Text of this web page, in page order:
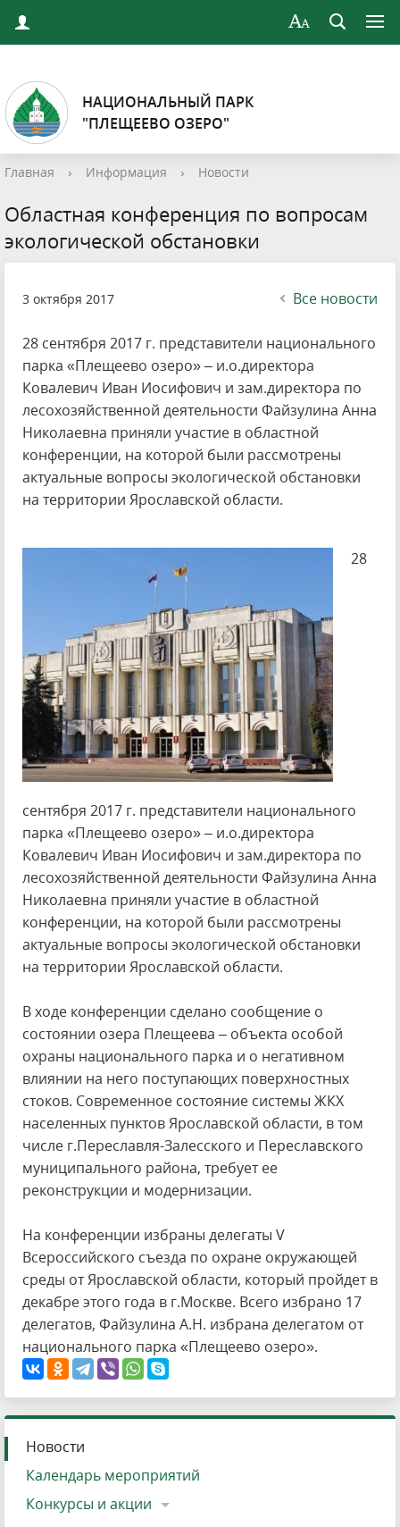
НАЦИОНАЛЬНЫЙ ПАРК
"ПЛЕЩЕЕВО ОЗЕРО"
Главная › Информация › Новости
Областная конференция по вопросам
экологической обстановки
3 октября 2017 Все новости
28 сентября 2017 г. представители национального
парка «Плещеево озеро» – и.о.директора
Ковалевич Иван Иосифович и зам.директора по
лесохозяйственной деятельности Файзулина Анна
Николаевна приняли участие в областной
конференции, на которой были рассмотрены
актуальные вопросы экологической обстановки
на территории Ярославской области.
28
сентября 2017 г. представители национального
парка «Плещеево озеро» – и.о.директора
Ковалевич Иван Иосифович и зам.директора по
лесохозяйственной деятельности Файзулина Анна
Николаевна приняли участие в областной
конференции, на которой были рассмотрены
актуальные вопросы экологической обстановки
на территории Ярославской области.
В ходе конференции сделано сообщение о
состоянии озера Плещеева – объекта особой
охраны национального парка и о негативном
влиянии на него поступающих поверхностных
стоков. Современное состояние системы ЖКХ
населенных пунктов Ярославской области, в том
числе г.Переславля-Залесского и Переславского
муниципального района, требует ее
реконструкции и модернизации.
На конференции избраны делегаты V
Всероссийского съезда по охране окружающей
среды от Ярославской области, который пройдет в
декабре этого года в г.Москве. Всего избрано 17
делегатов, Файзулина А.Н. избрана делегатом от
национального парка «Плещеево озеро».
Новости
Календарь мероприятий
Конкурсы и акции